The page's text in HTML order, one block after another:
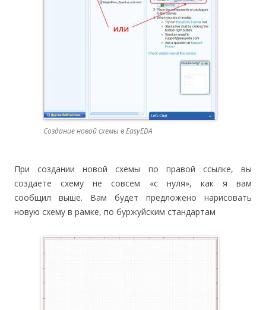
Создание новой схемы в EasyEDA
При создании новой схемы по правой ссылке, вы
создаете схему не совсем «с нуля», как я вам
сообщил выше. Вам будет предложено нарисовать
новую схему в рамке, по буржуйским стандартам